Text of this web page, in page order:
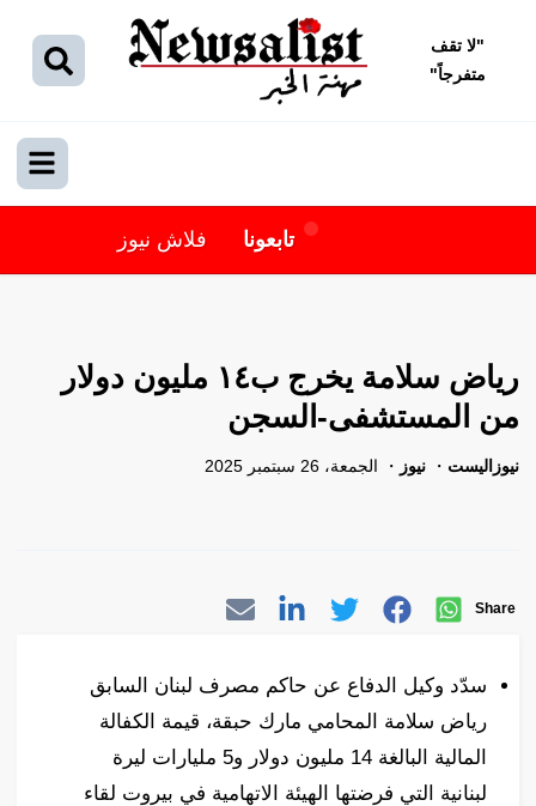
"لا تقف
متفرجاً"
تابعونا فلاش نيوز
رياض سلامة يخرج ب١٤ مليون دولار
من المستشفى-السجن
نيوزاليست نيوز الجمعة، 26 سبتمبر 2025
Share
سدّد وكيل الدفاع عن حاكم مصرف لبنان السابق
رياض سلامة المحامي مارك حبقة، قيمة الكفالة
المالية البالغة 14 مليون دولار و5 مليارات ليرة
لبنانية التي فرضتها الهيئة الاتهامية في بيروت لقاء